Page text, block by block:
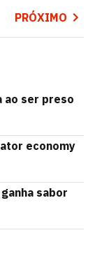
PRÓXIMO
ao ser preso
economy
sabor